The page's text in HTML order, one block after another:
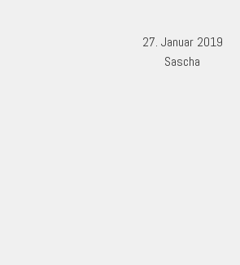
27. Januar 2019
Sascha